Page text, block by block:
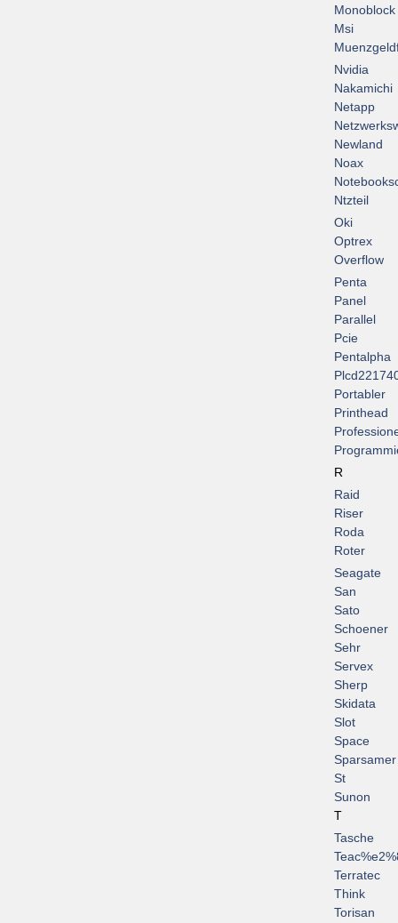
Monoblock
Msi
Nvidia
Nakamichi
Netapp
Newland
Noax
Ntzteil
Oki
Optrex
Overflow
Penta
Panel
Parallel
Pcie
Pentalpha
Portabler
Printhead
R
Raid
Riser
Roda
Roter
Seagate
San
Sato
Schoener
Sehr
Servex
Sherp
Skidata
Slot
Space
Sparsamer
St
Sunon
T
Tasche
Terratec
Think
Torisan